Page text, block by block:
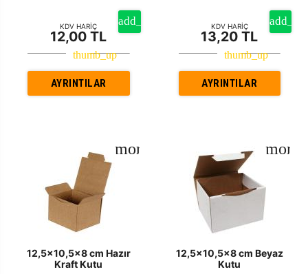
KDV HARİÇ
12,00 TL
AYRINTILAR
KDV HARİÇ
13,20 TL
AYRINTILAR
12,5x10,5x8 cm Hazır
Kraft Kutu
12,5x10,5x8 cm Beyaz
Kutu